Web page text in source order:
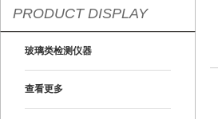
PRODUCT DISPLAY
玻璃类检测仪器
查看更多